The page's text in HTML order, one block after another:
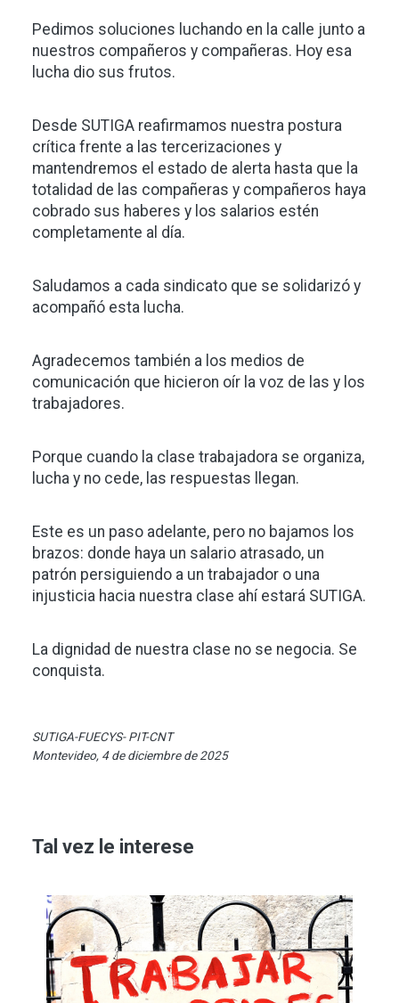
Pedimos soluciones luchando en la calle junto a
nuestros compañeros y compañeras. Hoy esa
lucha dio sus frutos.
Desde SUTIGA reafirmamos nuestra postura
crítica frente a las tercerizaciones y
mantendremos el estado de alerta hasta que la
totalidad de las compañeras y compañeros haya
cobrado sus haberes y los salarios estén
completamente al día.
Saludamos a cada sindicato que se solidarizó y
acompañó esta lucha.
Agradecemos también a los medios de
comunicación que hicieron oír la voz de las y los
trabajadores.
Porque cuando la clase trabajadora se organiza,
lucha y no cede, las respuestas llegan.
Este es un paso adelante, pero no bajamos los
brazos: donde haya un salario atrasado, un
patrón persiguiendo a un trabajador o una
injusticia hacia nuestra clase ahí estará SUTIGA.
La dignidad de nuestra clase no se negocia. Se
conquista.
SUTIGA-FUECYS- PIT-CNT
Montevideo, 4 de diciembre de 2025
Tal vez le interese
Imagen